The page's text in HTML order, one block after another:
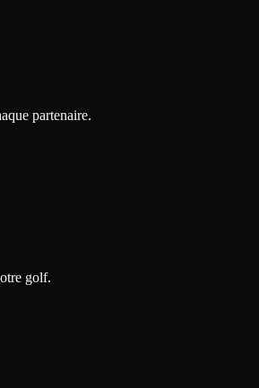
partenaire.
golf.